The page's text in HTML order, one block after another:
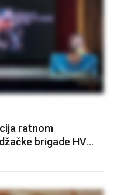
ratnom
brigade HVO